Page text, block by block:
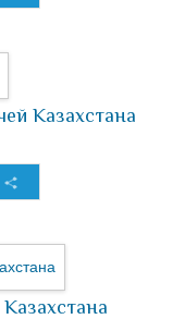
Казахстана